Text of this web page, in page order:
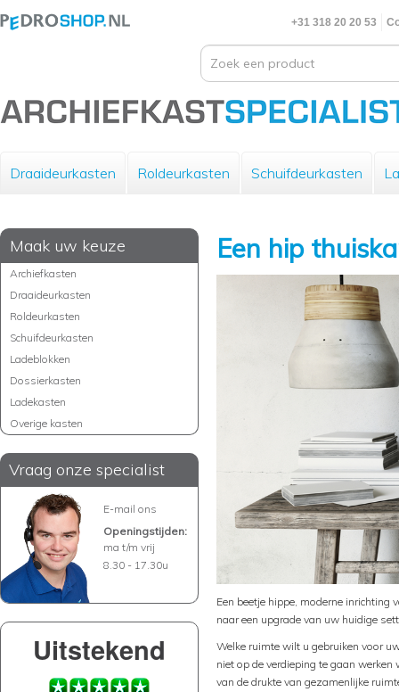
+31 318 20 20 53
Draaideurkasten Roldeurkasten Schuifdeurkasten
Maak uw keuze
Archiefkasten
Draaideurkasten
Roldeurkasten
Schuifdeurkasten
Ladeblokken
Dossierkasten
Ladekasten
Overige kasten
Vraag onze specialist
E-mail ons
Openingstijden:
ma t/m vrij
8.30 - 17.30u
Uitstekend
Een hip
Een beetje hippe, moderne
naar een upgrade van uw huidige
Welke ruimte wilt u gebruiken voor
niet op de verdieping te gaan
van de drukte van gezamenlijke